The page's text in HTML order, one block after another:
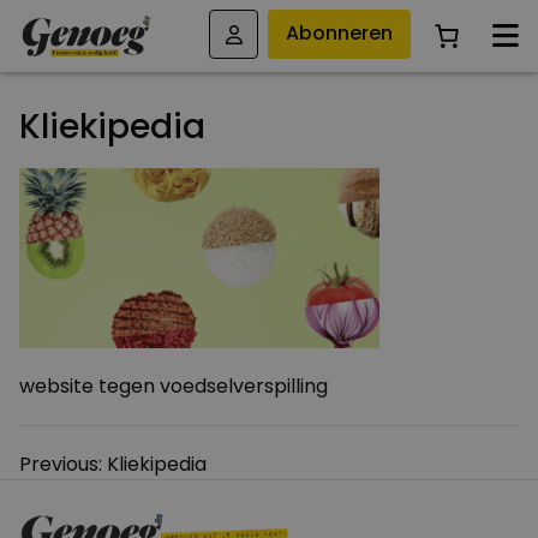
Abonneren
Kliekipedia
website tegen voedselverspilling
Bericht
Previous: Kliekipedia